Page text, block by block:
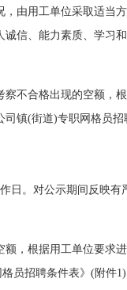
由用工单位采取适当
信、能力素质、学习
不合格出现的空额，
镇(街道)专职网格员
日。对公示期间反映
，根据用工单位要求
员招聘条件表》(附件